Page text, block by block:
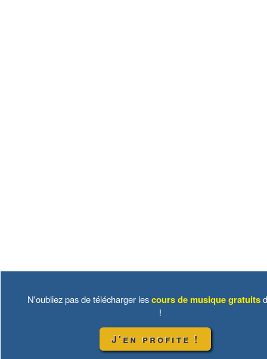
N'oubliez pas de télécharger lescours de musique gratuits
!
J'en profite !